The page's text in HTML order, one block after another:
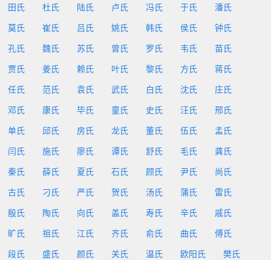
田氏 杜氏 陆氏 卢氏 冯氏 于氏 潘氏
莫氏 崔氏 吕氏 姚氏 韩氏 侯氏 钟氏
孔氏 魏氏 苏氏 曾氏 罗氏 韦氏 苗氏
贾氏 姜氏 赖氏 叶氏 黎氏 方氏 蒋氏
任氏 范氏 袁氏 武氏 白氏 沈氏 庄氏
邓氏 康氏 毕氏 童氏 史氏 汪氏 邢氏
单氏 邱氏 房氏 龙氏 董氏 伍氏 孟氏
闫氏 施氏 廖氏 谭氏 舒氏 毛氏 龚氏
秦氏 薛氏 夏氏 石氏 顾氏 尹氏 尚氏
古氏 刁氏 严氏 贺氏 汤氏 蒲氏 雷氏
殷氏 陶氏 向氏 盖氏 寿氏 辛氏 戚氏
旷氏 祖氏 江氏 齐氏 俞氏 曲氏 傅氏
段氏 盛氏 颜氏 关氏 温氏 欧阳氏 樊氏